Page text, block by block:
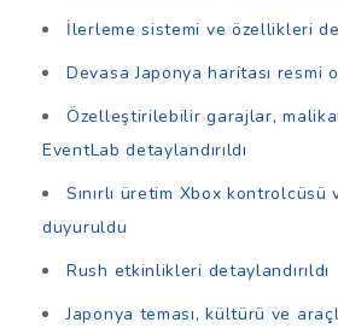
İlerleme sistemi ve özellikleri
Devasa Japonya haritası resmi
Özelleştirilebilir garajlar,
EventLab detaylandırıldı
Sınırlı üretim Xbox kontrolcüsü
duyuruldu
Rush etkinlikleri detaylandırıldı
Japonya teması, kültürü ve